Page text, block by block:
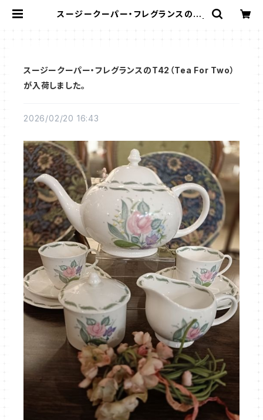
スージークーパー・フレグランスのT4
スージークーパー・フレグランスのT42（Tea For Two）
が入荷しました。
2026/02/20 16:43